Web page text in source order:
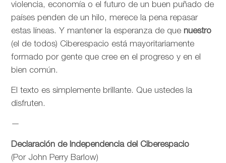
violencia, economía o el futuro de un buen puñado de
países penden de un hilo, merece la pena repasar
estas líneas. Y mantener la esperanza de que nuestro
(el de todos) Ciberespacio está mayoritariamente
formado por gente que cree en el progreso y en el
bien común.
El texto es simplemente brillante. Que ustedes la
disfruten.
—
Declaración de Independencia del Ciberespacio
(Por John Perry Barlow)